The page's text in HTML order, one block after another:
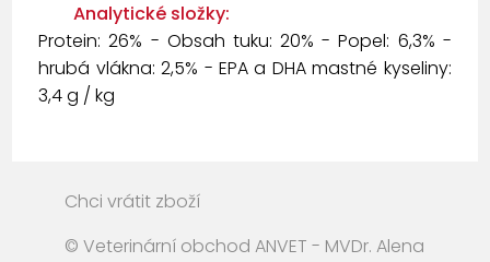
Analytické složky:
Protein: 26% - Obsah tuku: 20% - Popel: 6,3% -
hrubá vlákna: 2,5% - EPA a DHA mastné kyseliny:
3,4 g / kg
Chci vrátit zboží
© Veterinární obchod ANVET - MVDr. Alena